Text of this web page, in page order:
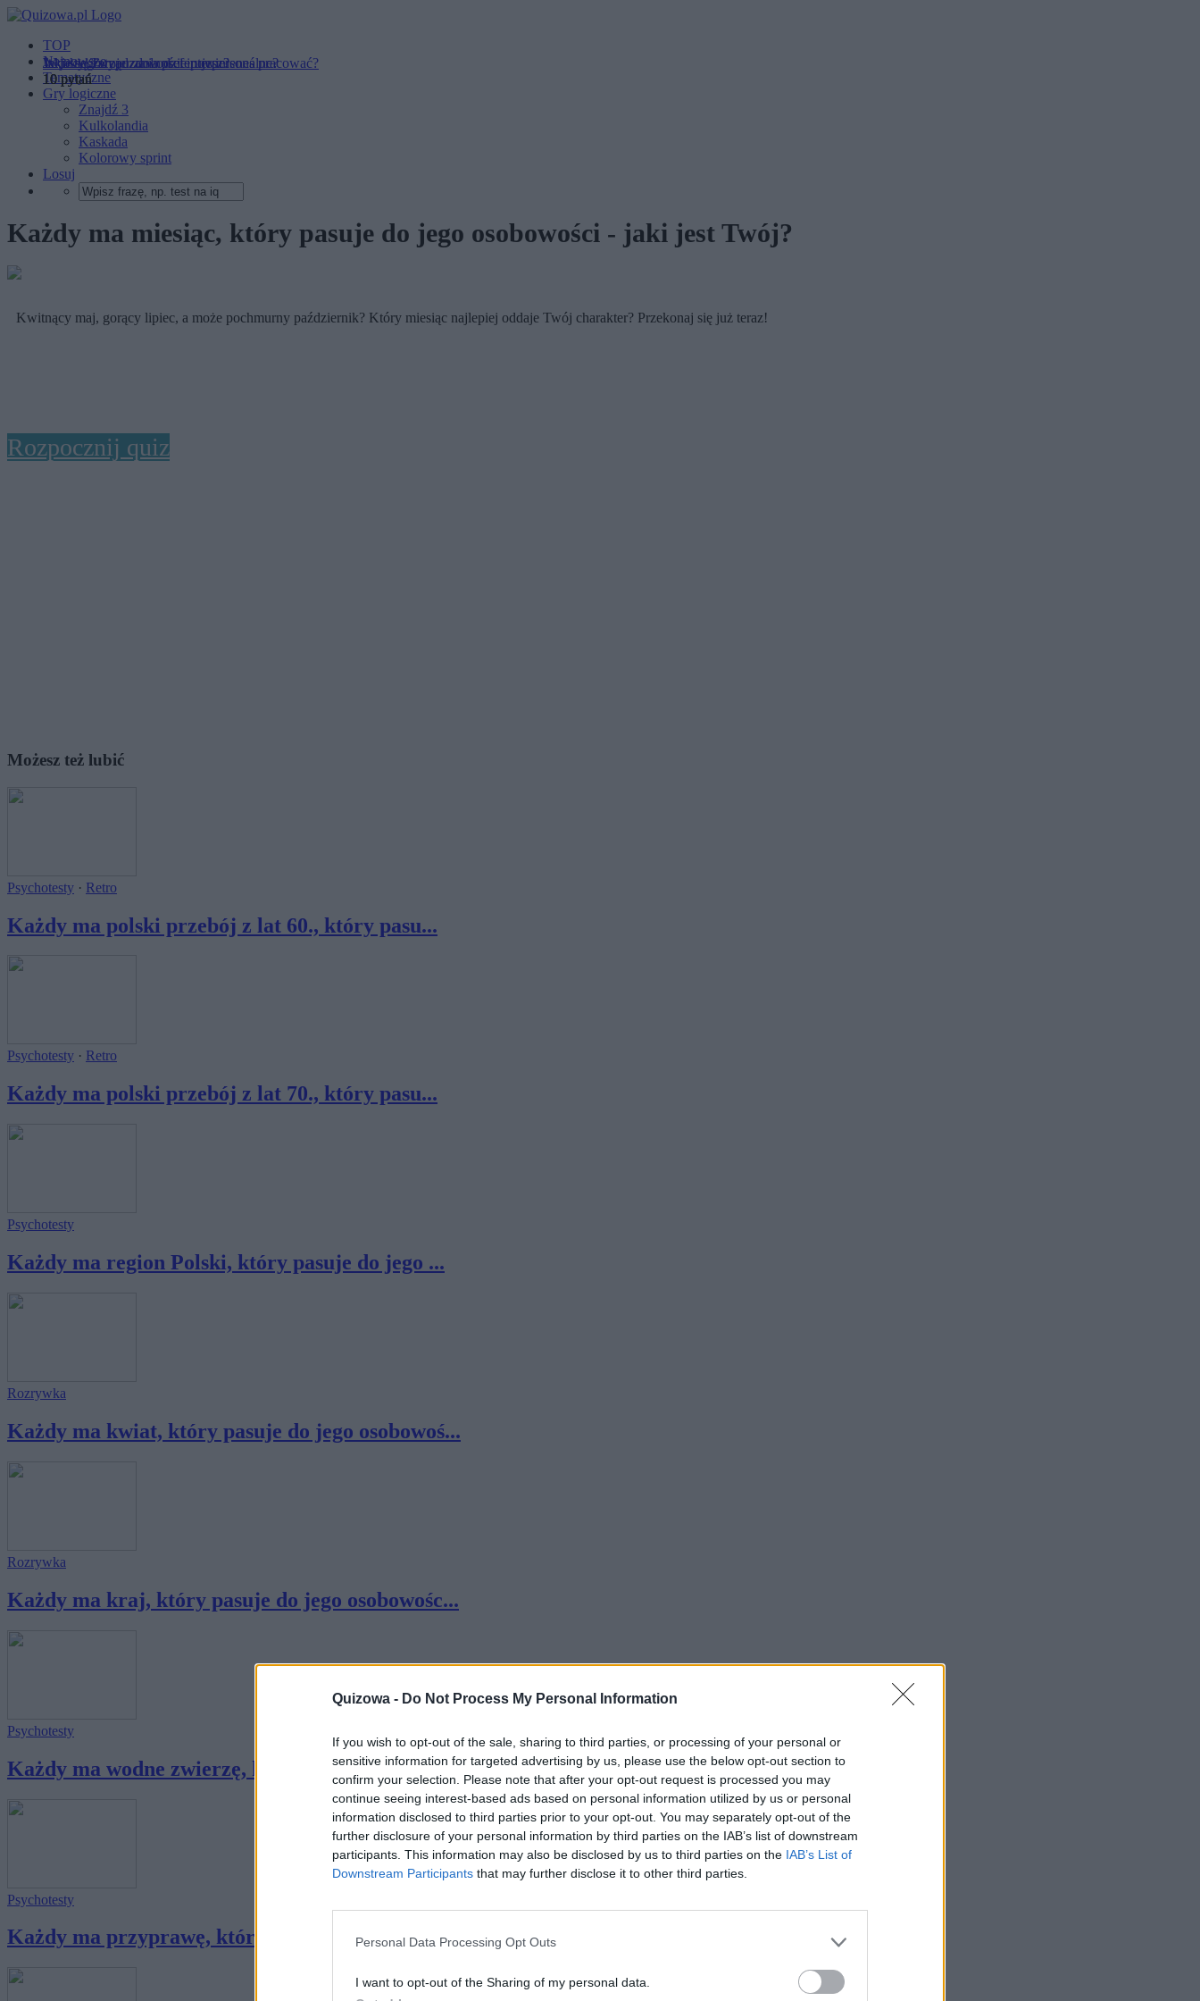
Quizowa - Do Not Process My Personal Information
If you wish to opt-out of the sale, sharing to third parties, or processing of your personal or
sensitive information for targeted advertising by us, please use the below opt-out section to
confirm your selection. Please note that after your opt-out request is processed you may
continue seeing interest-based ads based on personal information utilized by us or personal
information disclosed to third parties prior to your opt-out. You may separately opt-out of the
further disclosure of your personal information by third parties on the IAB’s list of downstream
participants. This information may also be disclosed by us to third parties on the IAB’s List of
Downstream Participants that may further disclose it to other third parties.
Personal Data Processing Opt Outs
I want to opt-out of the Sharing of my personal data.
TOP
Najnowsze
Tematyczne
Gry logiczne
Znajdź 3
Kulkolandia
Kaskada
Kolorowy sprint
Losuj
Każdy ma miesiąc, który pasuje do jego osobowości - jaki jest Twój?
Kwitnący maj, gorący lipiec, a może pochmurny październik? Który miesiąc najlepiej oddaje Twój charakter? Przekonaj się już teraz!
Rozpocznij quiz
Możesz też lubić
Psychotesty · Retro
Każdy ma polski przebój z lat 60., który pasu...
Psychotesty · Retro
Każdy ma polski przebój z lat 70., który pasu...
Psychotesty
Każdy ma region Polski, który pasuje do jego ...
Rozrywka
Każdy ma kwiat, który pasuje do jego osobowoś...
Rozrywka
Każdy ma kraj, który pasuje do jego osobowośc...
Psychotesty
Każdy ma wodne zwierzę, które pasuje do jego ...
Psychotesty
Każdy ma przyprawę, która pasuje do jego osob...
Jaki styl zarządzania preferujesz?
10 pytań
Jakie są Twoje zdolności interpersonalne?
10 pytań
W jakiego typu zawodzie powinieneś pracować?
10 pytań